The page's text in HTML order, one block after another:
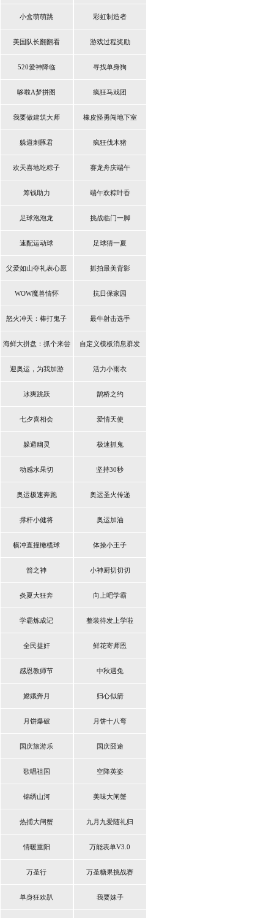
小盒萌萌跳 彩虹制造者
美国队长翻翻看 游戏过程奖励
520爱神降临 寻找单身狗
哆啦A梦拼图 疯狂马戏团
我要做建筑大师 橡皮怪勇闯地下室
躲避刺豚君 疯狂伐木猪
欢天喜地吃粽子 赛龙舟庆端午
筹钱助力 端午欢粽叶香
足球泡泡龙 挑战临门一脚
速配运动球 足球猜一夏
父爱如山夺礼表心愿 抓拍最美背影
WOW魔兽情怀 抗日保家园
怒火冲天：棒打鬼子 最牛射击选手
海鲜大拼盘：抓个来尝
鲜
自定义模板消息群发
迎奥运，为我加游 活力小雨衣
冰爽跳跃 鹊桥之约
七夕喜相会 爱情天使
躲避幽灵 极速抓鬼
动感水果切 坚持30秒
奥运极速奔跑 奥运圣火传递
撑杆小健将 奥运加油
横冲直撞橄榄球 体操小王子
箭之神 小神厨切切切
炎夏大狂奔 向上吧学霸
学霸炼成记 整装待发上学啦
全民捉奸 鲜花寄师恩
感恩教师节 中秋遇兔
嫦娥奔月 归心似箭
月饼爆破 月饼十八弯
国庆旅游乐 国庆囧途
歌唱祖国 空降英姿
锦绣山河 美味大闸蟹
热捕大闸蟹 九月九爱随礼归
情暖重阳 万能表单V3.0
万圣行 万圣糖果挑战赛
单身狂欢趴 我要妹子